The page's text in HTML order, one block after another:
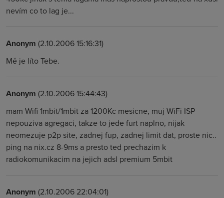
nevím co to lag je...
Anonym (2.10.2006 15:16:31)
Mě je líto Tebe.
Anonym (2.10.2006 15:44:43)
mam Wifi 1mbit/1mbit za 1200Kc mesicne, muj WiFi ISP
nepouziva agregaci, takze to jede furt naplno, nijak
neomezuje p2p site, zadnej fup, zadnej limit dat, proste nic..
ping na nix.cz 8-9ms a presto ted prechazim k
radiokomunikacim na jejich adsl premium 5mbit
Anonym (2.10.2006 22:04:01)